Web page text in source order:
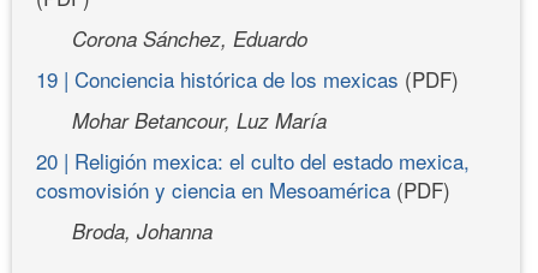
Corona Sánchez, Eduardo
19 | Conciencia histórica de los mexicas (PDF)
Mohar Betancour, Luz María
20 | Religión mexica: el culto del estado mexica,
cosmovisión y ciencia en Mesoamérica (PDF)
Broda, Johanna